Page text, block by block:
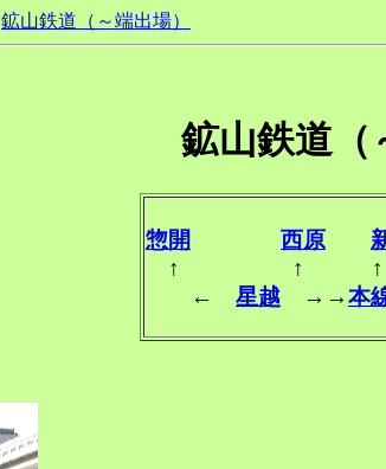
鉱山鉄道（～端出場）
鉱山鉄道（
惣開 西原
↑ ↑ ↑
← 星越 →→本